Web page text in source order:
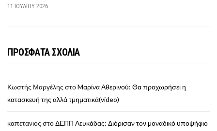
11 ΙΟΥΛΊΟΥ 2026
ΠΡΟΣΦΑΤΑ ΣΧΟΛΙΑ
Κωστής Μαργέλης στοMαρίνα Αθερινού: Θα προχωρήσει η
κατασκευή της αλλά τμηματικά(video)
καπετανιος στοΔΕΠΠ Λευκάδας: Διόρισαν τον μοναδικό υποψήφιο